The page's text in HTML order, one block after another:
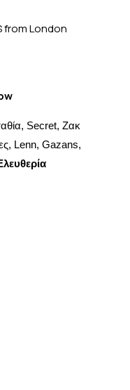
from London
Secret, Ζακ
Lenn, Gazans,